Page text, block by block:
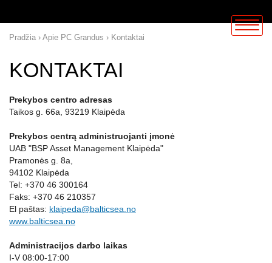
Pradžia › Apie PC Grandus › Kontaktai
KONTAKTAI
Prekybos centro adresas
Taikos g. 66a, 93219 Klaipėda
Prekybos centrą administruojanti įmonė
UAB "BSP Asset Management Klaipėda"
Pramonės g. 8a,
94102 Klaipėda
Tel: +370 46 300164
Faks: +370 46 210357
El paštas: klaipeda@balticsea.no
www.balticsea.no
Administracijos darbo laikas
I-V 08:00-17:00